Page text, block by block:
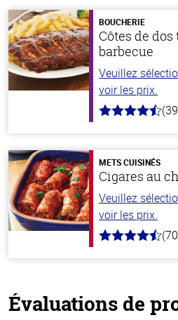
BOUCHERIE
Côtes de
barbecue
Veuillez
voir les prix.
4.7
stars
METS CUISINÉS
Cigares au
Veuillez
voir les prix.
4.6
Évaluations de